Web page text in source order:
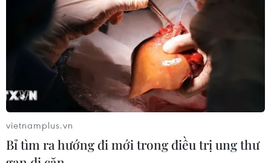
Dây chuyền sản xuất tại Công ty Tôn Hòa Phát (Tập đoàn Hòa
Phát). (Ảnh: Phạm Kiên/TTXVN)
Trong báo cáo mới công bố về TOP 50 Công ty
đại chúng uy tín và hiệu quả Việt Nam năm
2022 do Công ty cổ phần Báo cáo Đánh giá Việt
Nam (Vietnam Report) thực hiện đã ghi nhận
doanh nghiệp nhà nước mà kể cả khu vực tư
nhân đều gặp nhiều khó khăn bủa vây do
vietnamplus.vn
Bỉ tìm ra hướng đi mới trong điều trị ung thư